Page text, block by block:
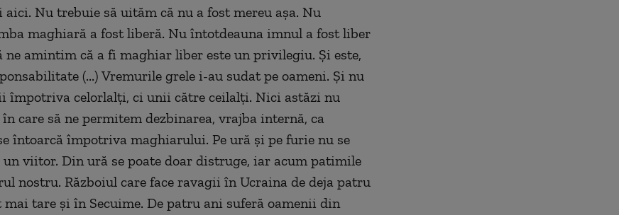
aici. Nu trebuie să uităm că nu a fost mereu aşa. Nu
maghiară a fost liberă. Nu întotdeauna imnul a fost liber
ne amintim că a fi maghiar liber este un privilegiu. Şi este,
(...) Vremurile grele i-au sudat pe oameni. Şi nu
împotriva celorlalţi, ci unii către ceilalţi. Nici astăzi nu
care să ne permitem dezbinarea, vrajba internă, ca
întoarcă împotriva maghiarului. Pe ură şi pe furie nu se
viitor. Din ură se poate doar distruge, iar acum patimile
nostru. Războiul care face ravagii în Ucraina de deja patru
mai tare şi în Secuime. De patru ani suferă oamenii din